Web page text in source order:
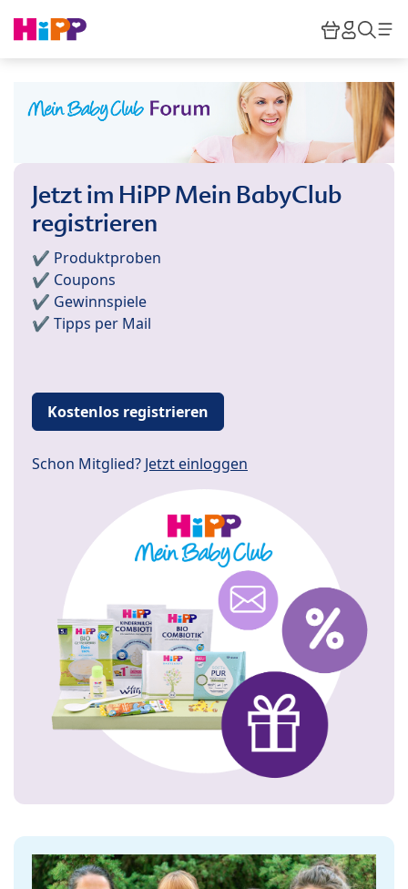
HiPP
Jetzt im HiPP Mein BabyClub
registrieren
✔️ Produktproben
✔️ Coupons
✔️ Gewinnspiele
✔️ Tipps per Mail
Kostenlos registrieren
Schon Mitglied? Jetzt einloggen